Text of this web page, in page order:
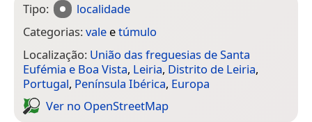
Tipo:
localidade
Categorias:vale etúmulo
Localização: União das freguesias de Santa
Eufémia e Boa Vista, Leiria, Distrito de Leiria,
Portugal, Península Ibérica, Europa
Ver no Open­Street­Map